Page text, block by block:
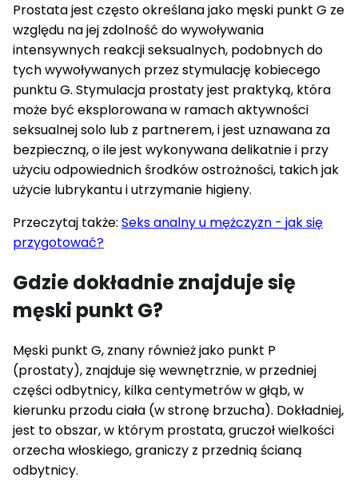
Prostata jest często określana jako męski punkt G ze
względu na jej zdolność do wywoływania
intensywnych reakcji seksualnych, podobnych do
tych wywoływanych przez stymulację kobiecego
punktu G. Stymulacja prostaty jest praktyką, która
może być eksplorowana w ramach aktywności
seksualnej solo lub z partnerem, i jest uznawana za
bezpieczną, o ile jest wykonywana delikatnie i przy
użyciu odpowiednich środków ostrożności, takich jak
użycie lubrykantu i utrzymanie higieny.
Przeczytaj także: Seks analny u mężczyzn - jak się
przygotować?
Gdzie dokładnie znajduje się
męski punkt G?
Męski punkt G, znany również jako punkt P
(prostaty), znajduje się wewnętrznie, w przedniej
części odbytnicy, kilka centymetrów w głąb, w
kierunku przodu ciała (w stronę brzucha). Dokładniej,
jest to obszar, w którym prostata, gruczoł wielkości
orzecha włoskiego, graniczy z przednią ścianą
odbytnicy.